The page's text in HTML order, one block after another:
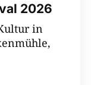
2026
in